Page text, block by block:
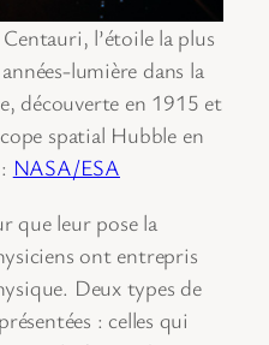
l’étoile la plus
lumière dans la
découverte en 1915 et
spatial Hubble en
NASA/ESA
que leur pose la
ont entrepris
Deux types de
: celles qui